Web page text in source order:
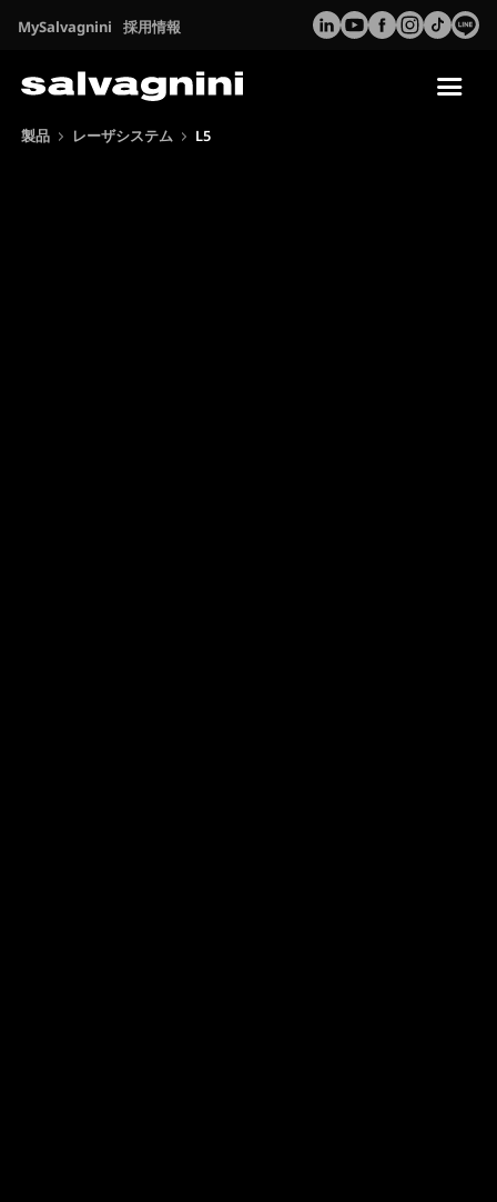
MySalvagnini 採用情報
製品 レーザシステム L5